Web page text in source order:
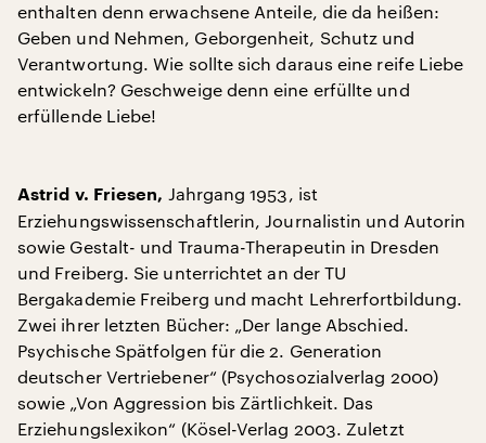
enthalten denn erwachsene Anteile, die da heißen:
Geben und Nehmen, Geborgenheit, Schutz und
Verantwortung. Wie sollte sich daraus eine reife Liebe
entwickeln? Geschweige denn eine erfüllte und
erfüllende Liebe!
Astrid v. Friesen, Jahrgang 1953, ist
Erziehungswissenschaftlerin, Journalistin und Autorin
sowie Gestalt- und Trauma-Therapeutin in Dresden
und Freiberg. Sie unterrichtet an der TU
Bergakademie Freiberg und macht Lehrerfortbildung.
Zwei ihrer letzten Bücher: „Der lange Abschied.
Psychische Spätfolgen für die 2. Generation
deutscher Vertriebener“ (Psychosozialverlag 2000)
sowie „Von Aggression bis Zärtlichkeit. Das
Erziehungslexikon“ (Kösel-Verlag 2003. Zuletzt